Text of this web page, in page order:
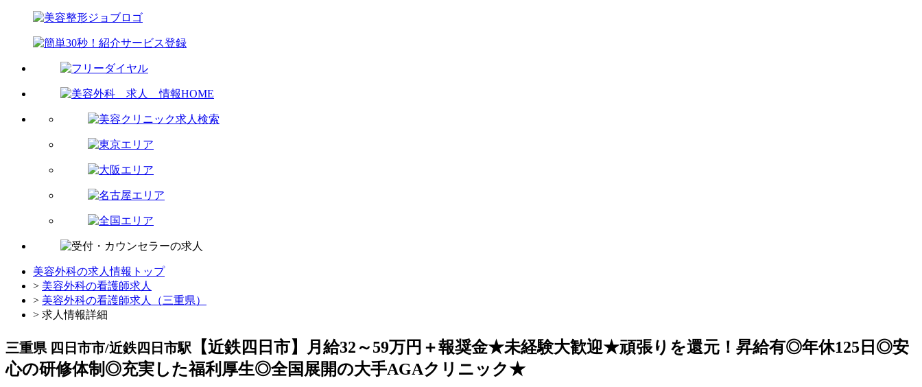
美容外科の求人情報トップ
> 美容外科の看護師求人
> 美容外科の看護師求人（三重県）
> 求人情報詳細
三重県 四日市市/近鉄四日市駅
【近鉄四日市】月給32～59万円＋報奨金★未経験大歓迎★頑張りを還元！昇給有◎年休125日◎安
心の研修体制◎充実した福利厚生◎全国展開の大手AGAクリニック★